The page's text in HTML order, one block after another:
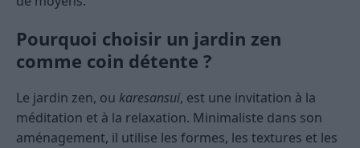
Pourquoi choisir un jardin zen
comme coin détente ?
Le jardin zen, ou karesansui, est une invitation à la
méditation et à la relaxation. Minimaliste dans son
aménagement, il utilise les formes, les textures et les